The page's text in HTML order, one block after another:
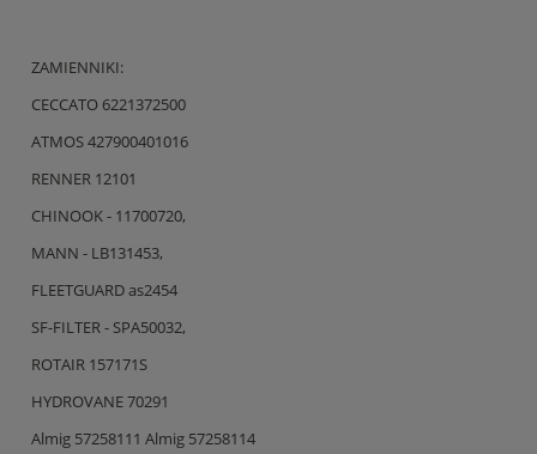
ZAMIENNIKI:
CECCATO 6221372500
ATMOS 427900401016
RENNER 12101
CHINOOK - 11700720,
MANN - LB131453,
FLEETGUARD as2454
SF-FILTER - SPA50032,
ROTAIR 157171S
HYDROVANE 70291
Almig 57258111 Almig 57258114